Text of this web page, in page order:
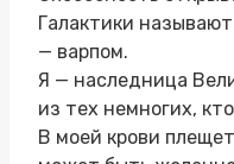
Галактики
— варпом.
Я — наследница
из тех немногих,
В моей крови